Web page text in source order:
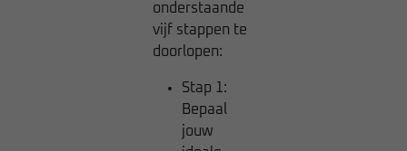
onderstaande
vijf stappen te
doorlopen:
Stap 1:
Bepaal
jouw